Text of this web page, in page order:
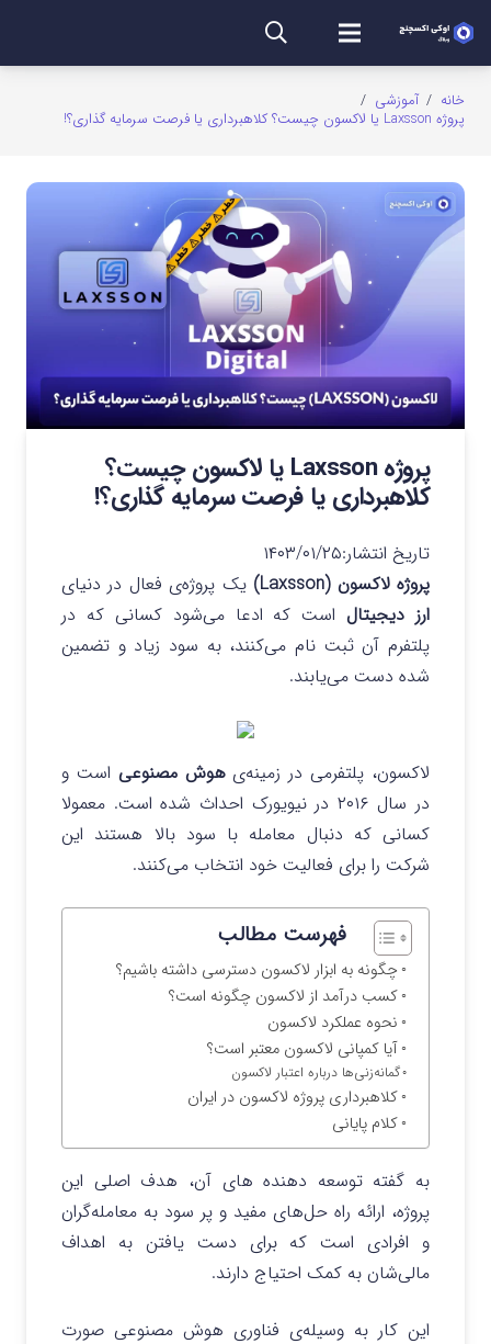
خانه / آموزشی /
پروژه Laxsson یا لاکسون چیست؟ کلاهبرداری یا فرصت سرمایه گذاری؟!
پروژه Laxsson یا لاکسون چیست؟
کلاهبرداری یا فرصت سرمایه گذاری؟!
تاریخ انتشار:۱۴۰۳/۰۱/۲۵
پروژه لاکسون (Laxsson)
یک پروژه‌ی فعال در دنیای
ارز دیجیتالاست که ادعا می‌شود کسانی که در
پلتفرم آن ثبت نام می‌کنند، به سود زیاد و تضمین
شده دست می‌یابند.
لاکسون، پلتفرمی در زمینه‌یهوش مصنوعی است و
در سال ۲۰۱۶ در نیویورک احداث شده است. معمولا
کسانی که دنبال معامله با سود بالا هستند این
شرکت را برای فعالیت خود انتخاب می‌کنند.
فهرست مطالب
چگونه به ابزار لاکسون دسترسی داشته باشیم؟
کسب درآمد از لاکسون چگونه است؟
نحوه عملکرد لاکسون
آیا کمپانی لاکسون معتبر است؟
گمانه‌زنی‌ها درباره اعتبار لاکسون
کلاهبرداری پروژه لاکسون در ایران
کلام پایانی
به گفته توسعه دهنده های آن، هدف اصلی این
پروژه، ارائه راه حل‌های مفید و پر سود به معامله‌گران
و افرادی است که برای دست یافتن به اهداف
مالی‌شان به کمک احتیاج دارند.
این کار به وسیله‌ی فناوری هوش مصنوعی صورت